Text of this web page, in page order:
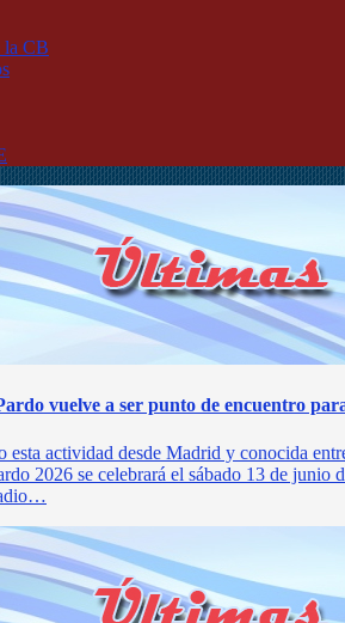
la CB
vuelve a ser punto de encuentro
esta actividad desde Madrid y conocida
2026 se celebrará el sábado 13 de junio